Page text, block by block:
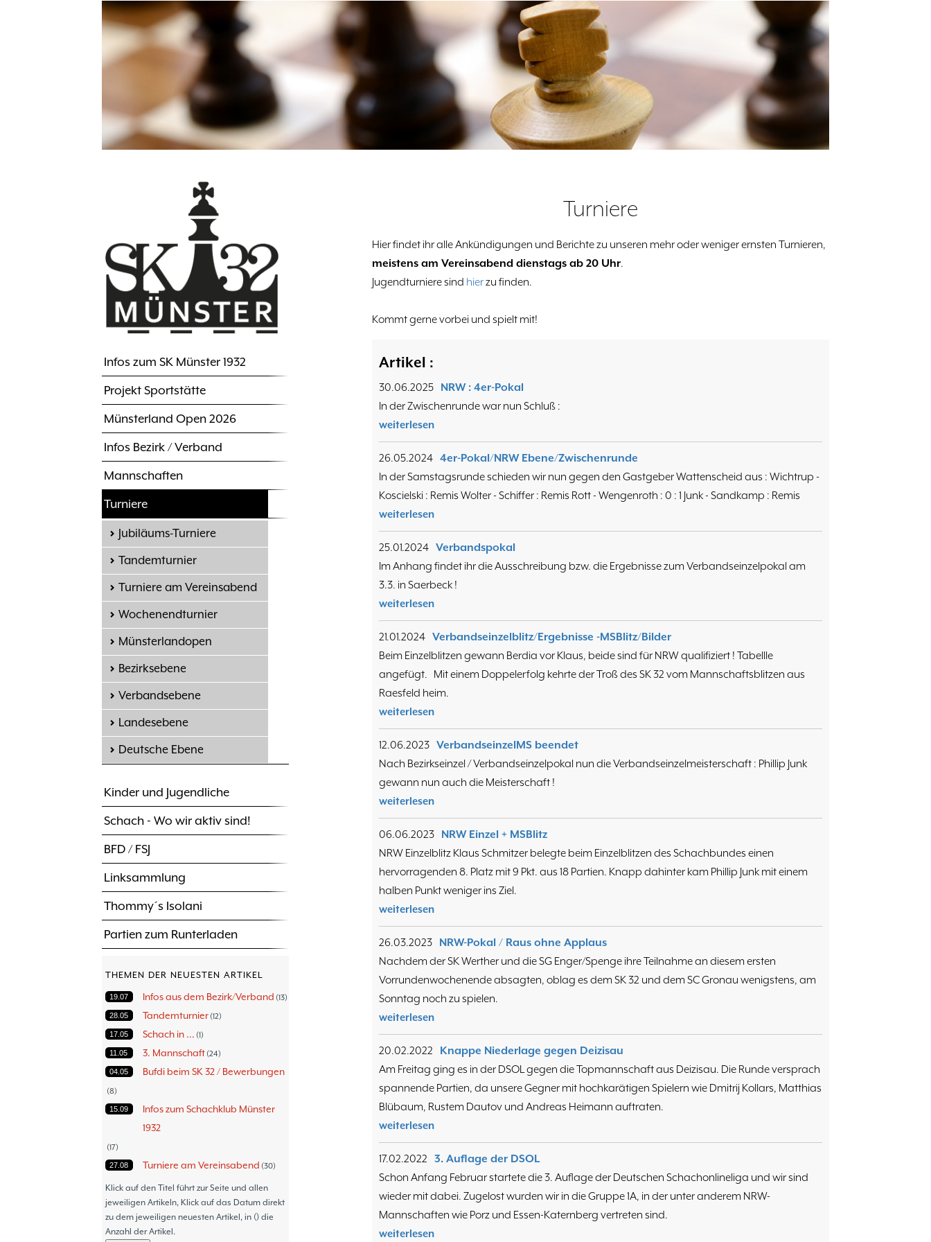
Hauptnavigation
Infos zum SK Münster 1932
Projekt Sportstätte
Münsterland Open 2026
Infos Bezirk / Verband
Mannschaften
Turniere
Jubiläums-Turniere
Tandemturnier
Turniere am Vereinsabend
Wochenendturnier
Münsterlandopen
Bezirksebene
Verbandsebene
Landesebene
Deutsche Ebene
Kinder und Jugendliche
Schach - Wo wir aktiv sind!
BFD / FSJ
Linksammlung
Thommy´s Isolani
Partien zum Runterladen
THEMEN DER NEUESTEN ARTIKEL
19.07 Infos aus dem Bezirk/Verband 13
28.05 Tandemturnier 12
17.05 Schach in ... 1
11.05 3. Mannschaft 24
04.05 Bufdi beim SK 32 / Bewerbungen
8
15.09
Infos zum Schachklub Münster
1932
17
27.08 Turniere am Vereinsabend 30
30.06 Turniere 47
08.06 Thommy´s Isolani 57
05.06 Schach - Wo wir aktiv sind! 18
11.05
Klick auf den Titel führt zur Seite und allen
jeweiligen Artikeln, Klick auf das Datum direkt
zu dem jeweiligen neuesten Artikel, in () die
Anzahl der Artikel.
Turniere
Hier findet ihr alle Ankündigungen und Berichte zu unseren mehr oder weniger ernsten Turnieren,
meistens am Vereinsabend dienstags ab 20 Uhr.
Jugendturniere sind hierzu finden.
Kommt gerne vorbei und spielt mit!
Artikel :
30.06.2025
NRW : 4er-Pokal
In der Zwischenrunde war nun Schluß :
weiterlesen
26.05.2024 4er-Pokal/NRW Ebene/Zwischenrunde
In der Samstagsrunde schieden wir nun gegen den Gastgeber Wattenscheid aus : Wichtrup -
Koscielski : Remis Wolter - Schiffer : Remis Rott - Wengenroth : 0 : 1 Junk - Sandkamp : Remis
weiterlesen
25.01.2024 Verbandspokal
Im Anhang findet ihr die Ausschreibung bzw. die Ergebnisse zum Verbandseinzelpokal am
3.3. in Saerbeck !
weiterlesen
21.01.2024 Verbandseinzelblitz/Ergebnisse -MSBlitz/Bilder
Beim Einzelblitzen gewann Berdia vor Klaus, beide sind für NRW qualifiziert ! Tabellle
angefügt. Mit einem Doppelerfolg kehrte der Troß des SK 32 vom Mannschaftsblitzen aus
Raesfeld heim.
weiterlesen
12.06.2023 VerbandseinzelMS beendet
Nach Bezirkseinzel / Verbandseinzelpokal nun die Verbandseinzelmeisterschaft : Phillip Junk
gewann nun auch die Meisterschaft !
weiterlesen
06.06.2023
NRW Einzel + MSBlitz
NRW Einzelblitz Klaus Schmitzer belegte beim Einzelblitzen des Schachbundes einen
hervorragenden 8. Platz mit 9 Pkt. aus 18 Partien. Knapp dahinter kam Phillip Junk mit einem
halben Punkt weniger ins Ziel.
weiterlesen
26.03.2023
NRW-Pokal / Raus ohne Applaus
Nachdem der SK Werther und die SG Enger/Spenge ihre Teilnahme an diesem ersten
Vorrundenwochenende absagten, oblag es dem SK 32 und dem SC Gronau wenigstens, am
Sonntag noch zu spielen.
weiterlesen
20.02.2022
Knappe Niederlage gegen Deizisau
Am Freitag ging es in der DSOL gegen die Topmannschaft aus Deizisau. Die Runde versprach
spannende Partien, da unsere Gegner mit hochkarätigen Spielern wie Dmitrij Kollars, Matthias
Blübaum, Rustem Dautov und Andreas Heimann auftraten.
weiterlesen
17.02.2022
3. Auflage der DSOL
Schon Anfang Februar startete die 3. Auflage der Deutschen Schachonlineliga und wir sind
wieder mit dabei. Zugelost wurden wir in die Gruppe 1A, in der unter anderem NRW-
Mannschaften wie Porz und Essen-Katernberg vertreten sind.
weiterlesen